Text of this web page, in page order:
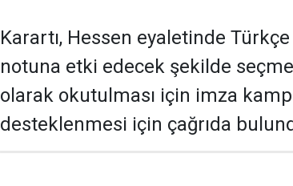
Karartı, Hessen eyaletinde
notuna etki edecek şekilde
olarak okutulması için imza
desteklenmesi için çağrıda